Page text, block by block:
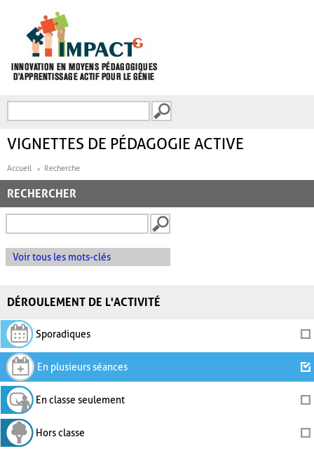
FORMULAIRE DE
VIGNETTES DE PÉDAGOGIE ACTIVE
Accueil Recherche
RECHERCHER
Voir tous les mots-clés
DÉROULEMENT DE L'ACTIVITÉ
Sporadiques
En plusieurs séances
En classe seulement
Hors classe